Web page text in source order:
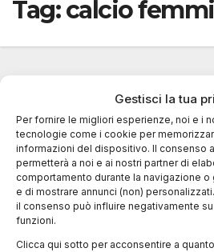
Gestisci la tua
Per fornire le migliori esperienze, noi e i
tecnologie come i cookie per
informazioni del dispositivo. Il consenso
permetterà a noi e ai nostri partner di
comportamento durante la navigazione
e di mostrare annunci (non)
il consenso può influire negativamente
funzioni.
Clicca qui sotto per acconsentire a
Tag:calcio